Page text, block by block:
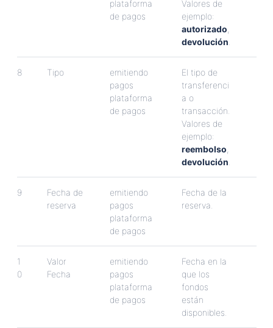
plataforma
de pagos
Valores de
ejemplo:
autorizado
devolución
8 Tipo
emitiendo
pagos
plataforma
de pagos
El tipo de
transferenci
a o
transacción
Valores de
ejemplo:
reembolso
devolución
9 Fecha de
reserva
emitiendo
pagos
plataforma
de pagos
Fecha de la
reserva
1
0
Valor
Fecha
emitiendo
pagos
plataforma
de pagos
Fecha en la
que los
fondos
están
disponibles